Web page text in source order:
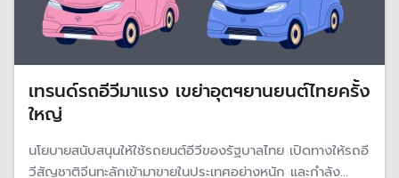
เทรนด์รถอีวีมาแรง เขย่าอุตฯยานยนต์ไทยครั้ง
ใหญ่
นโยบายสนับสนุนให้ใช้รถยนต์อีวีของรัฐบาลไทย เปิดทางให้รถอี
วีสัญชาติจีนทะลักเข้ามาขายในประเทศอย่างหนัก และกำลัง